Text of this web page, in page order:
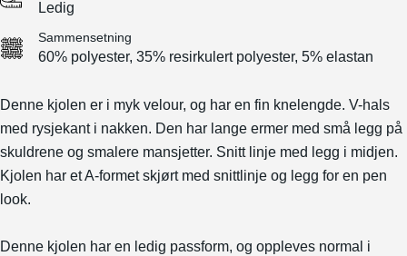
Ledig
Sammensetning
60% polyester, 35% resirkulert polyester, 5% elastan
Denne kjolen er i myk velour, og har en fin knelengde. V-hals
med rysjekant i nakken. Den har lange ermer med små legg på
skuldrene og smalere mansjetter. Snitt linje med legg i midjen.
Kjolen har et A-formet skjørt med snittlinje og legg for en pen
look.
Denne kjolen har en ledig passform, og oppleves normal i